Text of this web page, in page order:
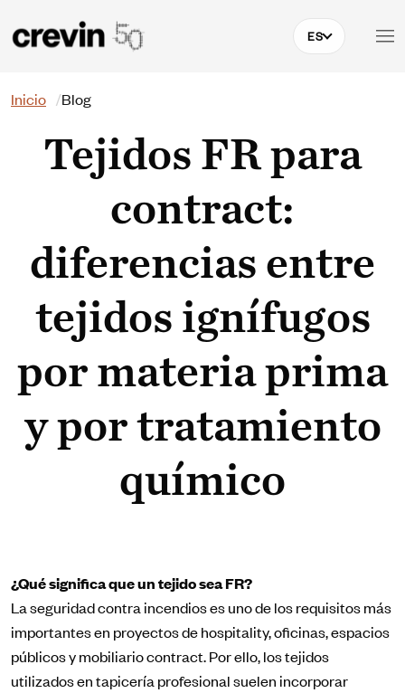
ES
Buscar
Inicio Blog
Tejidos FR para
contract:
diferencias entre
tejidos ignífugos
por materia prima
y por tratamiento
químico
¿Qué significa que un tejido sea FR?
La seguridad contra incendios es uno de los requisitos más
importantes en proyectos de hospitality, oficinas, espacios
públicos y mobiliario contract. Por ello, los tejidos
utilizados en tapicería profesional suelen incorporar